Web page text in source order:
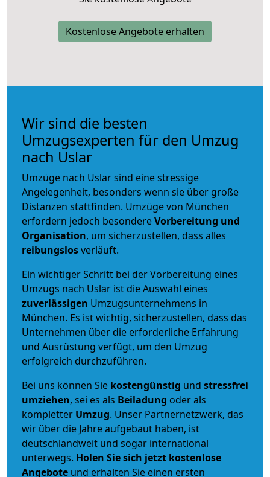
Kostenlose Angebote erhalten
Wir sind die besten
Umzugsexperten für den Umzug
nach Uslar
Umzüge nach Uslar sind eine stressige
Angelegenheit, besonders wenn sie über große
Distanzen stattfinden. Umzüge von München
erfordern jedoch besondereVorbereitung und
Organisation, um sicherzustellen, dass alles
reibungslosverläuft.
Ein wichtiger Schritt bei der Vorbereitung eines
Umzugs nach Uslar ist die Auswahl eines
zuverlässigen Umzugsunternehmens in
München. Es ist wichtig, sicherzustellen, dass das
Unternehmen über die erforderliche Erfahrung
und Ausrüstung verfügt, um den Umzug
erfolgreich durchzuführen.
Bei uns können Sie kostengünstig und stressfrei
umziehen, sei es als Beiladung oder als
kompletter Umzug. Unser Partnernetzwerk, das
wir über die Jahre aufgebaut haben, ist
deutschlandweit und sogar international
unterwegs. Holen Sie sich jetzt kostenlose
Angebote und erhalten Sie einen ersten